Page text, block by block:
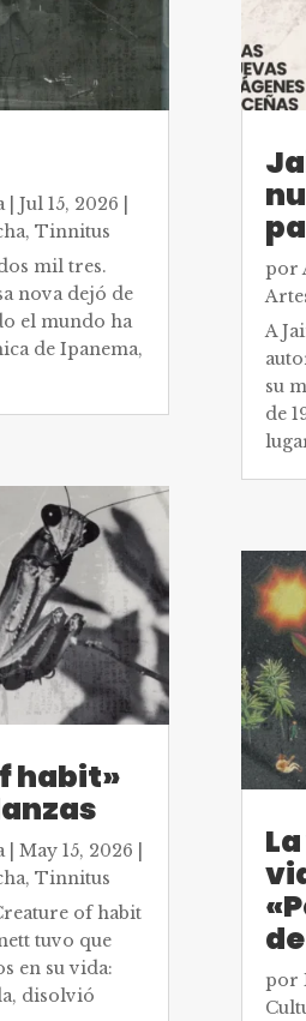
|Jul 15, 2026
,Tinnitus
mil tres.
nova dejó de
el mundo ha
de Ipanema,
habit»
|May 15, 2026
,Tinnitus
of habit
tuvo que
en su vida:
disolvió
por
A
su
de
por